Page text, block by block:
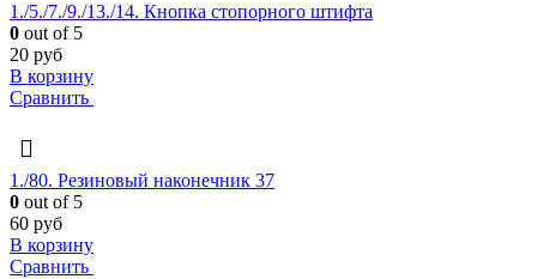
1./5./7./9./13./14. Кнопка стопорного штифта
0 out of 5
20 руб
В корзину
Сравнить
1./80. Резиновый наконечник 37
0 out of 5
60 руб
В корзину
Сравнить